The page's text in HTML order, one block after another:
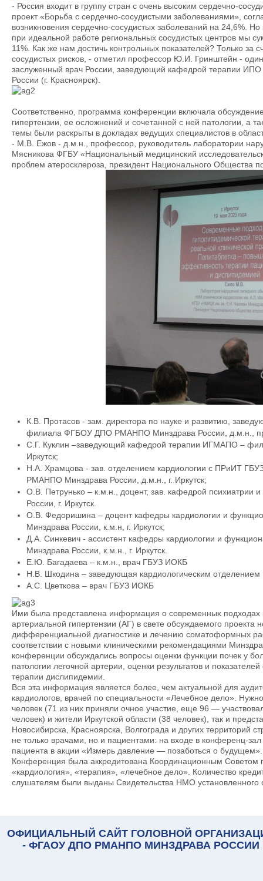
- Россия входит в группу стран с очень высоким сердечно-
проект «Борьба с сердечно-сосудистыми заболеваниями»,
возникновения сердечно-сосудистых заболеваний на 24,6%.
при идеальной работе региональных сосудистых центров мы
11%. Как же нам достичь контрольных показателей? Только
сосудистых рисков, - отметил профессор Ю.И. Гринштейн -
заслуженный врач России, заведующий кафедрой терапии
России (г. Красноярск).
Соответственно, программа конференции включала
гипертензии, ее осложнений и сочетанной с ней патологии, а
темы были раскрыты в докладах ведущих специалистов в
- М.В. Ежов - д.м.н., профессор, руководитель лаборатории
Мясникова ФГБУ «Национальный медицинский
проблем атеросклероза, президент Национального Общества
К.В. Протасов - зам. директора по науке и развитию,
филиала ФГБОУ ДПО РМАНПО Минздрава России, д.м.н.,
С.Г. Куклин –заведующий кафедрой терапии ИГМАПО –
Иркутск;
Н.А. Храмцова - зав. отделением кардиологии с ПРиИТ
РМАНПО Минздрава России, д.м.н., г. Иркутск;
О.В. Петрунько – к.м.н., доцент, зав. кафедрой
России, г. Иркутск.
О.В. Федоришина – доцент кафедры кардиологии и
Минздрава России, к.м.н, г. Иркутск;
Д.А. Синкевич - ассистент кафедры кардиологии и
Минздрава России, к.м.н., г. Иркутск.
Е.Ю. Багадаева – к.м.н., врач ГБУЗ ИОКБ
Н.В. Шкодина – заведующая кардиологическим
А.С. Цветкова – врач ГБУЗ ИОКБ
Ими была представлена информация о современных подходах
артериальной гипертензии (АГ) в свете обсуждаемого
дифференциальной диагностике и лечению соматоформных
соответствии с новыми клиническими рекомендациями
конференции обсуждались вопросы оценки функции почек у
патологии легочной артерии, оценки результатов и
терапии дислипидемии.
Вся эта информация является более, чем актуальной для
кардиологов, врачей по специальности «Лечебное дело».
человек (71 из них приняли очное участие, еще 96 —
человек) и жители Иркутской области (38 человек), так и
Новосибирска, Красноярска, Волгограда и других территорий
не только врачами, но и пациентами: на входе в конференц-
пациента в акции «Измерь давление — позаботься о
Конференция была аккредитована Координационным
«кардиология», «терапия», «лечебное дело». Количество
слушателям были выданы Свидетельства НМО установленного
ОФИЦИАЛЬНЫЙ САЙТ ГОЛОВНОЙ
- ФГАОУ ДПО РМАНПО МИНЗДРАВА РОССИИ